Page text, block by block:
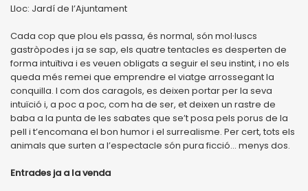
Lloc: Jardí de l’Ajuntament
Cada cop que plou els passa, és normal, són mol·luscs
gastròpodes i ja se sap, els quatre tentacles es desperten de
forma intuïtiva i es veuen obligats a seguir el seu instint, i no els
queda més remei que emprendre el viatge arrossegant la
conquilla. I com dos caragols, es deixen portar per la seva
intuïció i, a poc a poc, com ha de ser, et deixen un rastre de
baba a la punta de les sabates que se’t posa pels porus de la
pell i t’encomana el bon humor i el surrealisme. Per cert, tots els
animals que surten a l’espectacle són pura ficció... menys dos.
Entrades ja a la venda